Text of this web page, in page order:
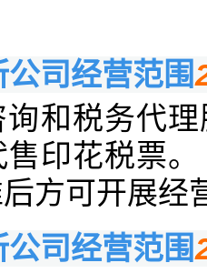
司经营范围
和税务代
印花税票
方可开展经
司经营范围